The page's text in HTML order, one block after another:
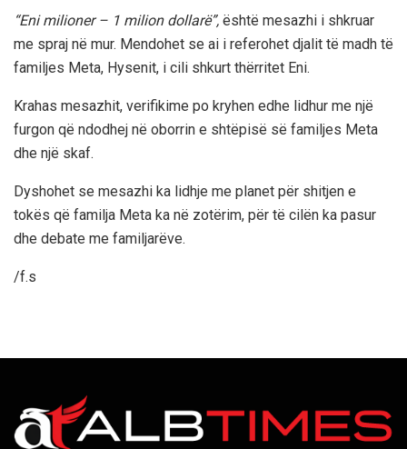
“Eni milioner – 1 milion dollarë”, është mesazhi i shkruar
me spraj në mur. Mendohet se ai i referohet djalit të madh të
familjes Meta, Hysenit, i cili shkurt thërritet Eni.
Krahas mesazhit, verifikime po kryhen edhe lidhur me një
furgon që ndodhej në oborrin e shtëpisë së familjes Meta
dhe një skaf.
Dyshohet se mesazhi ka lidhje me planet për shitjen e
tokës që familja Meta ka në zotërim, për të cilën ka pasur
dhe debate me familjarëve.
/f.s